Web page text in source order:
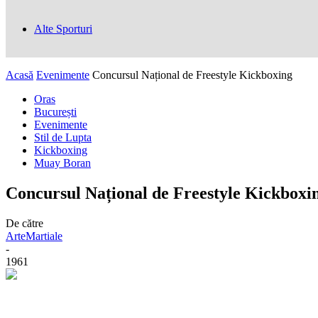
Alte Sporturi
Acasă Evenimente Concursul Național de Freestyle Kickboxing
Oras
București
Evenimente
Stil de Lupta
Kickboxing
Muay Boran
Concursul Național de Freestyle
De către
ArteMartiale
-
1961